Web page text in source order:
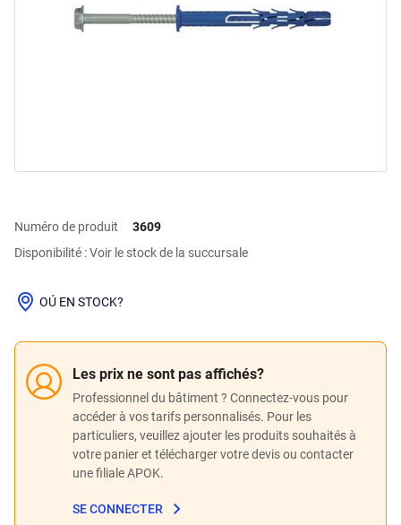
Numéro de produit
3609
Disponibilité : Voir le stock de la succursale
Les prix ne sont pas affichés?
Professionnel du bâtiment ? Connectez-vous pour
accéder à vos tarifs personnalisés. Pour les
particuliers, veuillez ajouter les produits souhaités à
votre panier et télécharger votre devis ou contacter
une filiale APOK.
SE CONNECTER
OÚ EN STOCK?